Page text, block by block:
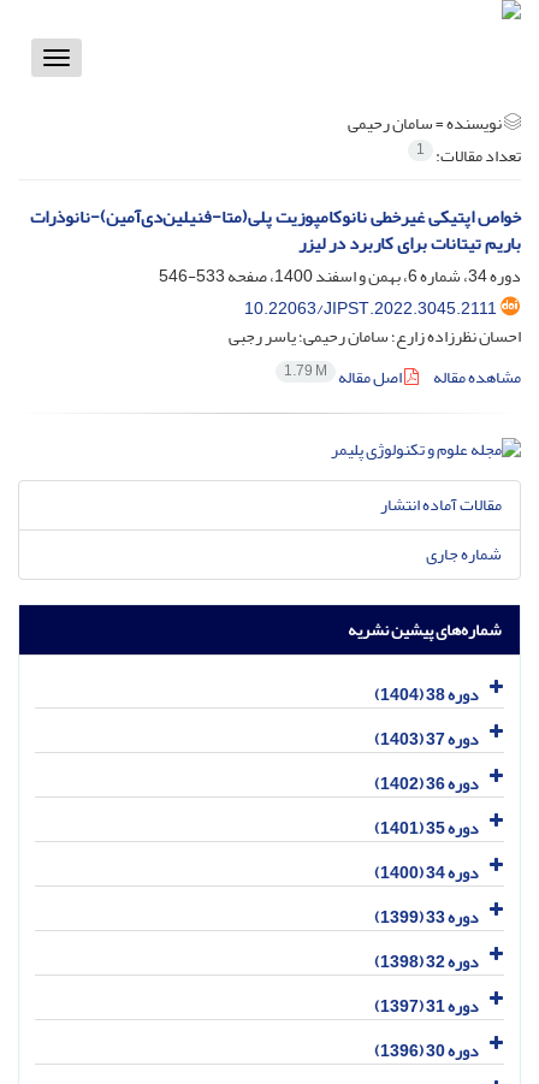
Toggle
نویسنده =سامان رحیمی
تعداد مقالات: 1
خواص اپتیکی غیرخطی نانوکامپوزیت پلی‌(متا-فنیلین‌دی‌آمین)-نانوذرات
باریم تیتانات برای کاربرد در لیزر
دوره 34، شماره 6، بهمن و اسفند 1400، صفحه
533-546
10.22063/JIPST.2022.3045.2111
احسان نظرزاده زارع؛ سامان رحیمی؛ یاسر رجبی
مشاهده مقاله
اصل مقاله 1.79 M
مقالات آماده انتشار
شماره جاری
شماره‌های پیشین نشریه
دوره 38 (1404)
دوره 37 (1403)
دوره 36 (1402)
دوره 35 (1401)
دوره 34 (1400)
دوره 33 (1399)
دوره 32 (1398)
دوره 31 (1397)
دوره 30 (1396)